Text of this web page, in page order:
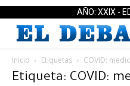
AÑO: XXIX -
Inicio Etiquetas COVID:
Etiqueta: COVID: